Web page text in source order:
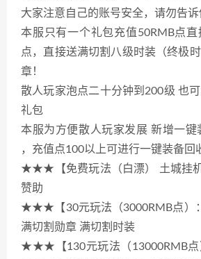
大家注意自己的账号安全，请勿告
本服只有一个礼包充值50RMB点直
点，直接送满切割八级时装（终极
章！
散人玩家泡点二十分钟到200级 也
礼包
本服为方便散人玩家发展 新增一键
，充值点100以上可进行一键装备回
★★★【免费玩法（白漂） 土城挂
赞助
★★★【30元玩法（3000RMB点）
满切割勋章 满切割时装
★★★【130元玩法（13000RMB点